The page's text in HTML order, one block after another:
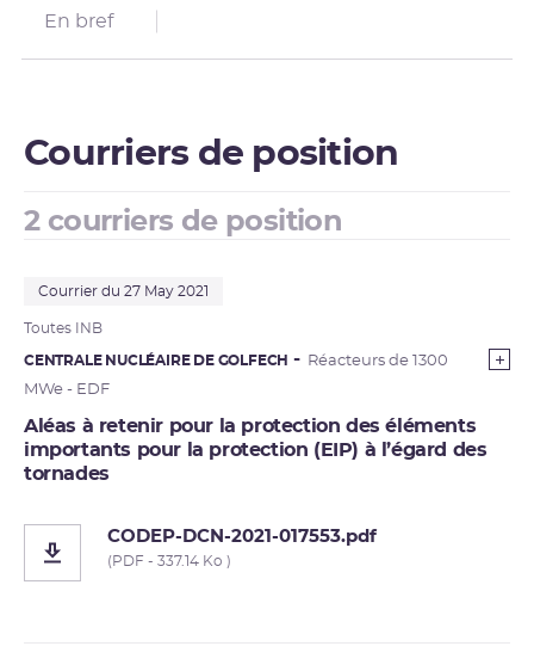
En bref
Courriers de position
2 courriers de position
Courrier du 27 May 2021
Toutes INB
CENTRALE NUCLÉAIRE DE GOLFECH
Réacteurs de 1300
MWe - EDF
Aléas à retenir pour la protection des éléments
importants pour la protection (EIP) à l’égard des
tornades
CODEP-DCN-2021-017553.pdf
(PDF - 337.14 Ko )